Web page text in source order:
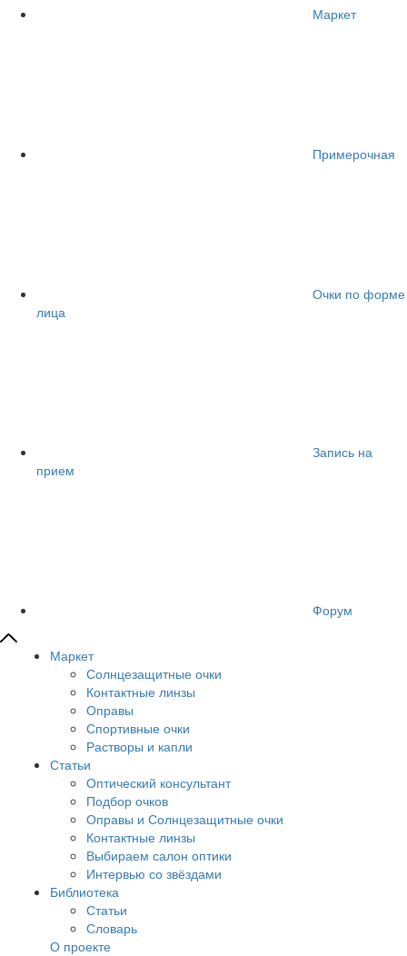
Маркет
Примерочная
Очки по форме
лица
Запись на
прием
Форум
Маркет
Солнцезащитные очки
Контактные линзы
Оправы
Спортивные очки
Растворы и капли
Статьи
Оптический консультант
Подбор очков
Оправы и Солнцезащитные очки
Контактные линзы
Выбираем салон оптики
Интервью со звёздами
Библиотека
Статьи
Словарь
О проекте